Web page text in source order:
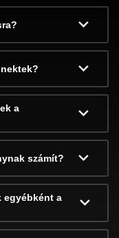
a
számít?
egyébként a